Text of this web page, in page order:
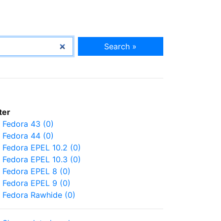
Search »
Fedora 43 (0)
Fedora 44 (0)
Fedora EPEL 10.2 (0)
Fedora EPEL 10.3 (0)
Fedora EPEL 8 (0)
Fedora EPEL 9 (0)
Fedora Rawhide (0)